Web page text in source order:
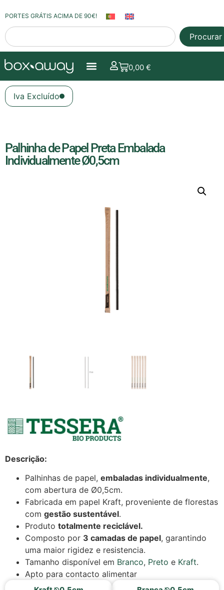
PORTES GRÁTIS ACIMA DE 90€!
Procurar
0,00€
Iva Excluído
Palhinha de Papel Preta Embalada
Individualmente Ø0,5cm
Descrição:
Palhinhas de papel, embaladas individualmente,
com abertura de Ø0,5cm.
Fabricada em papel Kraft, proveniente de florestas
com gestão sustentável.
Produto totalmente reciclável.
Composto por 3 camadas de papel, garantindo
uma maior rigidez e resistencia.
Tamanho disponível em Branco, Preto e Kraft.
Apto para contacto alimentar